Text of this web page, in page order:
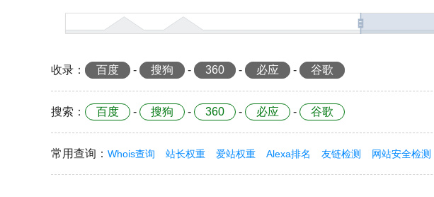
收录 ： 百度 - 搜狗 - 360 - 必应 - 谷歌
搜索 ： 百度 - 搜狗 - 360 - 必应 - 谷歌
常用查询 ： Whois查询 站长权重 爱站权重 Alexa排名 友链检测 网站安全检测